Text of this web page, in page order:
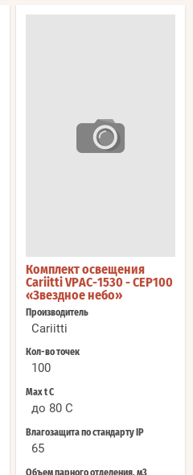
Комплект освещения
Cariitti VPAC-1530 - СЕР100
«Звездное небо»
Производитель
Cariitti
Кол-во точек
100
Max t С
до 80 C
Влагозащита по стандарту IP
65
Объем парного отделения, м3